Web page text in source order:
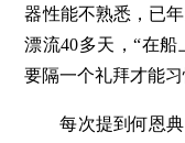
器性能不熟悉，已
漂流40多天，“在船
要隔一个礼拜才能习
每次提到何恩